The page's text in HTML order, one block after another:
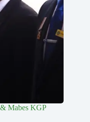
Mabes KGP